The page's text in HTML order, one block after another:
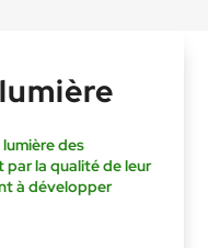
des
par la qualité de leur
à développer